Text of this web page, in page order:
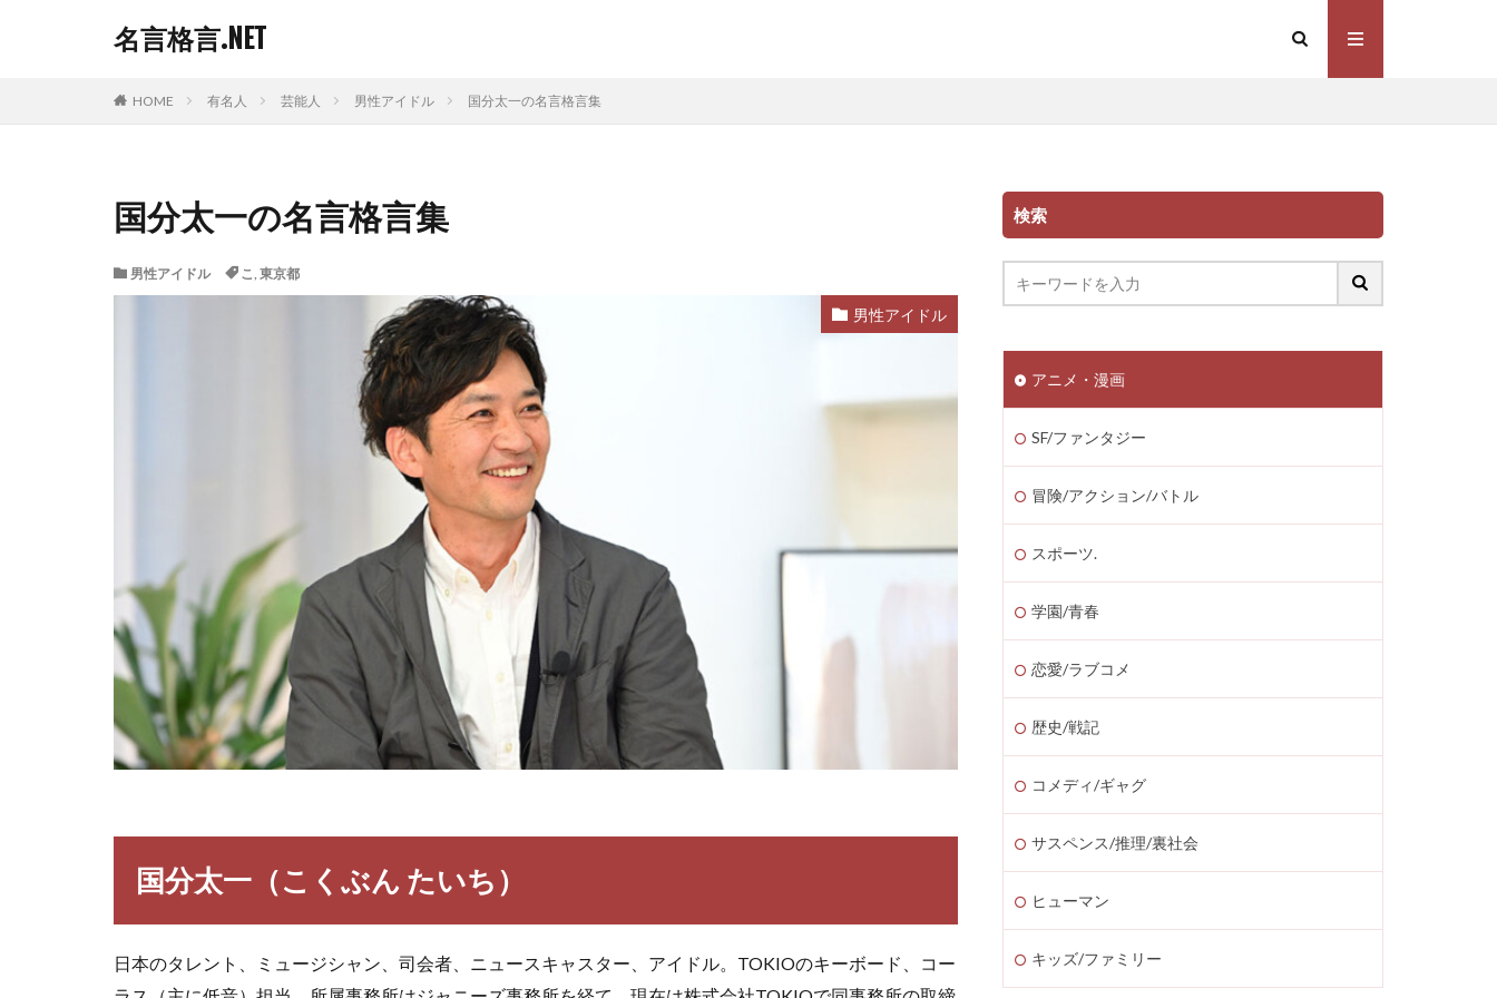
名言格言.NET
HOME 有名人 芸能人 男性アイドル 国分太一の名言格言集
国分太一の名言格言集
男性アイドル こ, 東京都
男性アイドル
国分太一（こくぶん たいち）
日本のタレント、ミュージシャン、司会者、ニュースキャスター、アイドル。TOKIOのキーボード、コー
検索
アニメ・漫画
SF/ファンタジー
冒険/アクション/バトル
スポーツ.
学園/青春
恋愛/ラブコメ
歴史/戦記
コメディ/ギャグ
サスペンス/推理/裏社会
ヒューマン
キッズ/ファミリー